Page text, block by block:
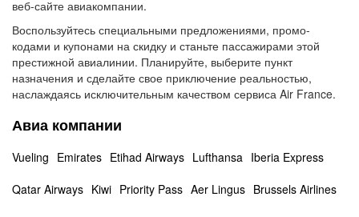
веб-сайте авиакомпании.
Воспользуйтесь специальными предложениями, промо-
кодами и купонами на скидку и станьте пассажирами этой
престижной авиалинии. Планируйте, выберите пункт
назначения и сделайте свое приключение реальностью,
наслаждаясь исключительным качеством сервиса Air France.
Авиа компании
Vueling Emirates Etihad Airways Lufthansa Iberia Express
Qatar Airways Kiwi Priority Pass Aer Lingus Brussels Airlines